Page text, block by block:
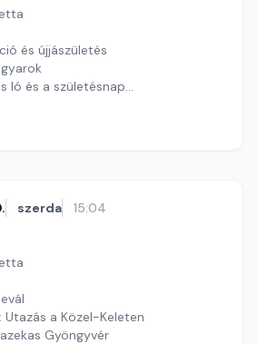
és újjászületés
ló és a születésnap
György András
szerda 15:04
Utazás a Közel-Keleten
Gyöngyvér